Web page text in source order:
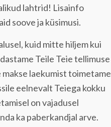
lahtrid! Lisainfo
soove ja küsimusi.
kuid mitte hiljem kui
Teile Teie tellimuse
laekumist toimetame
eelnevalt Teiega kokku
on vajadusel
ka paberkandjal arve.